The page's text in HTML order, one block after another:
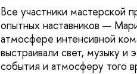
Все участники мастерской
опытных наставников —
атмосфере интенсивной
выстраивали свет, музыку
события и атмосферу того